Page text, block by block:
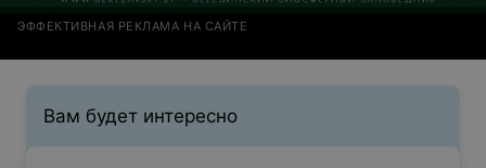
ЭФФЕКТИВНАЯ РЕКЛАМА НА САЙТЕ
Вам будет интересно